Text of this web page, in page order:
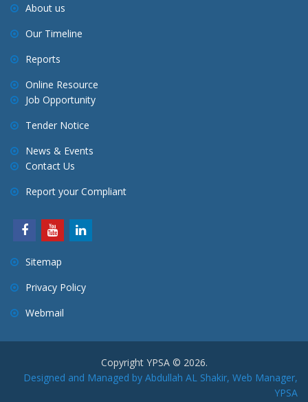
About us
Our Timeline
Reports
Online Resource
Job Opportunity
Tender Notice
News & Events
Contact Us
Report your Compliant
Sitemap
Privacy Policy
Webmail
Copyright YPSA © 2026.
Designed and Managed by Abdullah AL Shakir, Web Manager,
YPSA